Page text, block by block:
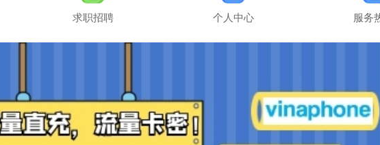
求职招聘 个人中心 服务